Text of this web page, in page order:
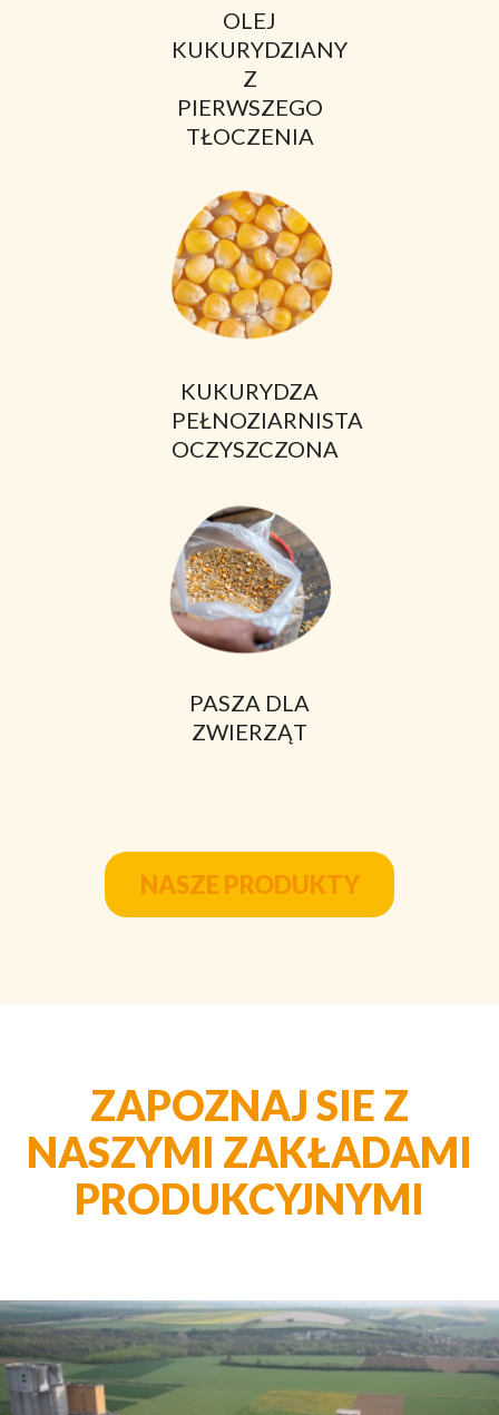
OLEJ
KUKURYDZIANY
Z
PIERWSZEGO
TŁOCZENIA
KUKURYDZA
PEŁNOZIARNISTA
OCZYSZCZONA
PASZA DLA
ZWIERZĄT
NASZE PRODUKTY
ZAPOZNAJ SIE Z
NASZYMI ZAKŁADAMI
PRODUKCYJNYMI